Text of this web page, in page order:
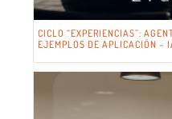
CICLO “EXPERIENCIAS”:
EJEMPLOS DE APLICACIÓN –